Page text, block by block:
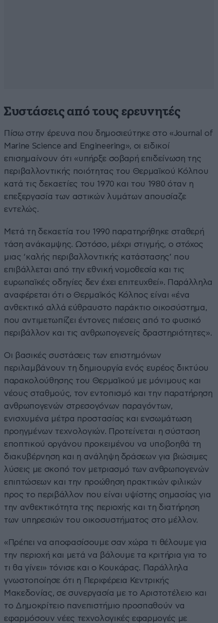
Συστάσεις από τους ερευνητές
Πίσω στην έρευνα που δημοσιεύτηκε στο «Journal of
Marine Science and Engineering», οι ειδικοί
επισημαίνουν ότι «υπήρξε σοβαρή επιδείνωση της
περιβαλλοντικής ποιότητας του Θερμαϊκού Κόλπου
κατά τις δεκαετίες του 1970 και του 1980 όταν η
επεξεργασία των αστικών λυμάτων απουσίαζε
εντελώς.
Μετά τη δεκαετία του 1990 παρατηρήθηκε σταθερή
τάση ανάκαμψης. Ωστόσο, μέχρι στιγμής, ο στόχος
μιας ‘καλής περιβαλλοντικής κατάστασης’ που
επιβάλλεται από την εθνική νομοθεσία και τις
ευρωπαϊκές οδηγίες δεν έχει επιτευχθεί». Παράλληλα
αναφέρεται ότι ο Θερμαϊκός Κόλπος είναι «ένα
ανθεκτικό αλλά εύθραυστο παράκτιο οικοσύστημα,
που αντιμετωπίζει έντονες πιέσεις από το φυσικό
περιβάλλον και τις ανθρωπογενείς δραστηριότητες».
Οι βασικές συστάσεις των επιστημόνων
περιλαμβάνουν τη δημιουργία ενός ευρέος δικτύου
παρακολούθησης του Θερμαϊκού με μόνιμους και
νέους σταθμούς, τον εντοπισμό και την παρατήρηση
ανθρωπογενών στρεσογόνων παραγόντων,
ενισχυμένα μέτρα προστασίας και ενσωμάτωση
προηγμένων τεχνολογιών. Προτείνεται η σύσταση
εποπτικού οργάνου προκειμένου να υποβοηθά τη
διακυβέρνηση και η ανάληψη δράσεων για βιώσιμες
λύσεις με σκοπό τον μετριασμό των ανθρωπογενών
επιπτώσεων και την προώθηση πρακτικών φιλικών
προς το περιβάλλον που είναι υψίστης σημασίας για
την ανθεκτικότητα της περιοχής και τη διατήρηση
των υπηρεσιών του οικοσυστήματος στο μέλλον.
«Πρέπει να αποφασίσουμε σαν χώρα τι θέλουμε για
την περιοχή και μετά να βάλουμε τα κριτήρια για το
τι θα γίνει» τόνισε και ο Κουκάρας. Παράλληλα
γνωστοποίησε ότι η Περιφέρεια Κεντρικής
Μακεδονίας, σε συνεργασία με το Αριστοτέλειο και
το Δημοκρίτειο πανεπιστήμιο προσπαθούν να
εφαρμόσουν νέες τεχνολογικές εφαρμογές με